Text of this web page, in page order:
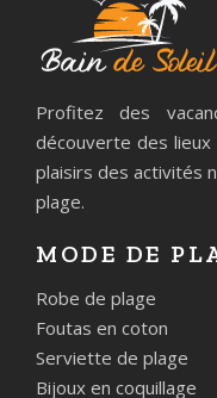
Profitez des
découverte des lieux
plaisirs des activités
plage.
MODE DE
Robe de plage
Foutas en coton
Serviette de plage
Bijoux en coquillage